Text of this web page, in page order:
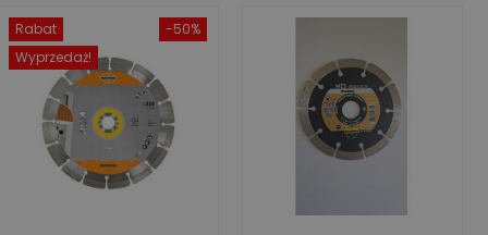
-50%
Rabat
Wyprzedaż!